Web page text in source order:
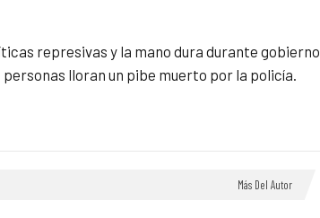
represivas y la mano dura durante gobierno
lloran un pibe muerto por la policía.
Más Del Autor